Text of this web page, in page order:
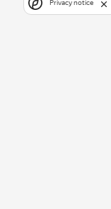
Privacy notice